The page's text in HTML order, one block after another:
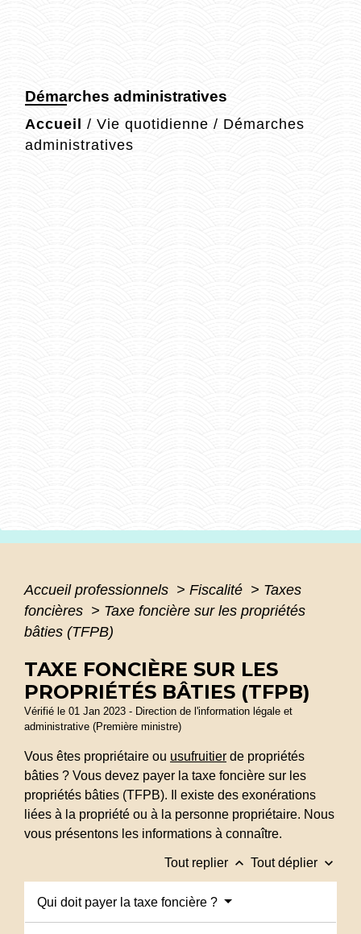
Démarches administratives
Accueil / Vie quotidienne / Démarches
administratives
Accueil professionnels > Fiscalité > Taxes
foncières > Taxe foncière sur les propriétés
bâties (TFPB)
TAXE FONCIÈRE SUR LES
PROPRIÉTÉS BÂTIES (TFPB)
Vérifié le 01 Jan 2023 - Direction de l'information légale et
administrative (Première ministre)
Vous êtes propriétaire ou usufruitier de propriétés
bâties ? Vous devez payer la taxe foncière sur les
propriétés bâties (TFPB). Il existe des exonérations
liées à la propriété ou à la personne propriétaire. Nous
vous présentons les informations à connaître.
Tout replier keyboard_arrow_up Tout déplier keyboard_arrow_down
Qui doit payer la taxe foncière ?